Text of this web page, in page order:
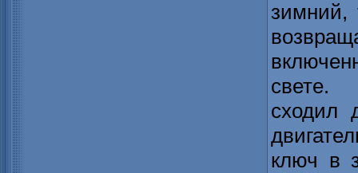
зимний,
свете.
сходил
ключ в